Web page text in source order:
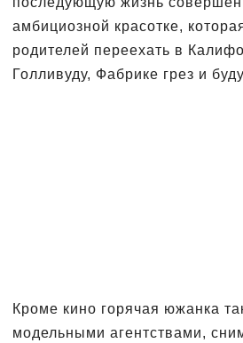
амбициозной красотке,
родителей переехать в
Голливуду, Фабрике грез и
Кроме кино горячая южанка
модельными агентствами,